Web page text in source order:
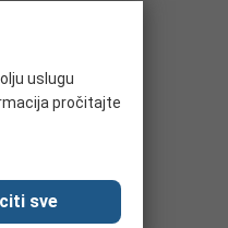
uslugu
pročitajte
sve